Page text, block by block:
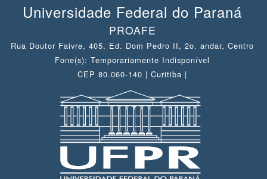
Universidade Federal do Paraná
PROAFE
Rua Doutor Faivre, 405, Ed. Dom Pedro II, 2o. andar, Centro
Fone(s): Temporariamente Indisponível
CEP 80.060-140 | Curitiba |